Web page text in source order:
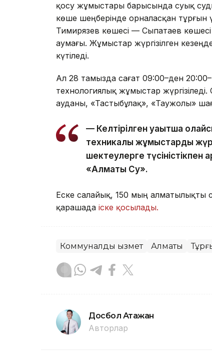
қосу жұмыстары барысында суық
көше шеңберінде орналасқан тұрғын
Тимирязев көшесі — Сыпатаев
аумағы. Жұмыстар жүргізілген
күтіледі.
Ал 28 тамызда сағат 09:00–ден
технологиялық жұмыстар
ауданы, «Тастыбұлақ», «Таужолы»
— Келтірілген уақытша
техникалық жұмыстарды
шектеулерге түсіністікпен
«Алматы Су».
Еске салайық, 150 мың алматылықты
қарашада іске қосылады.
Коммуналдық қызмет Алматы
Досбол Атажан
Авторлар